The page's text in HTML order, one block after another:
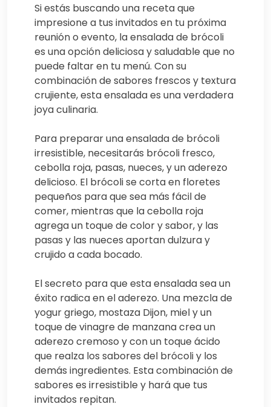
Si estás buscando una receta que
impresione a tus invitados en tu próxima
reunión o evento, la ensalada de brócoli
es una opción deliciosa y saludable que no
puede faltar en tu menú. Con su
combinación de sabores frescos y textura
crujiente, esta ensalada es una verdadera
joya culinaria.
Para preparar una ensalada de brócoli
irresistible, necesitarás brócoli fresco,
cebolla roja, pasas, nueces, y un aderezo
delicioso. El brócoli se corta en floretes
pequeños para que sea más fácil de
comer, mientras que la cebolla roja
agrega un toque de color y sabor, y las
pasas y las nueces aportan dulzura y
crujido a cada bocado.
El secreto para que esta ensalada sea un
éxito radica en el aderezo. Una mezcla de
yogur griego, mostaza Dijon, miel y un
toque de vinagre de manzana crea un
aderezo cremoso y con un toque ácido
que realza los sabores del brócoli y los
demás ingredientes. Esta combinación de
sabores es irresistible y hará que tus
invitados repitan.